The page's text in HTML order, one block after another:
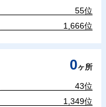
55位
1,666位
0ヶ所
43位
1,349位